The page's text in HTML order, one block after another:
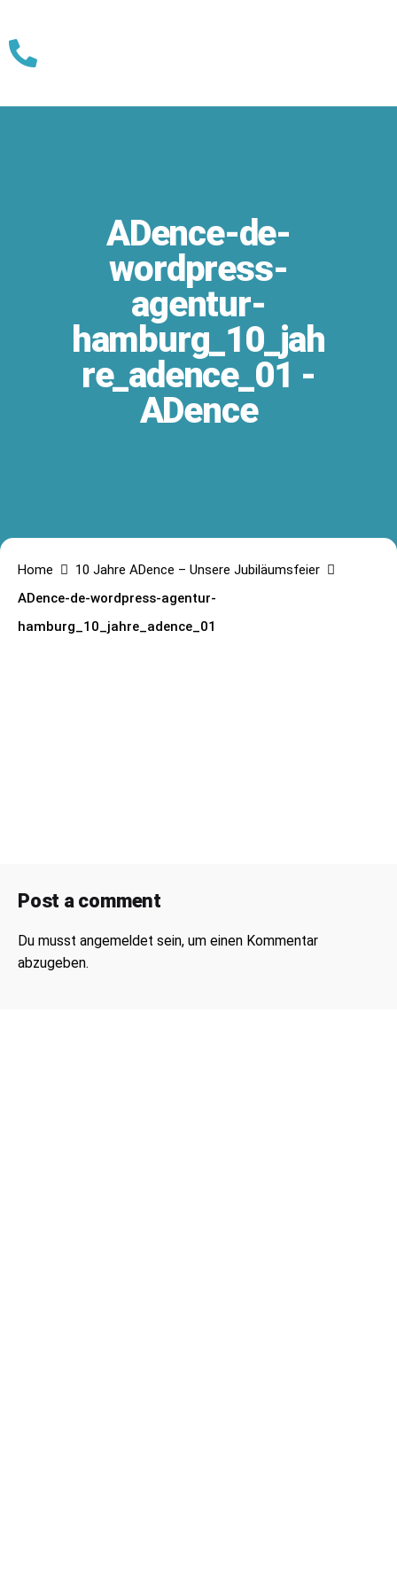
ADence-de-
wordpress-
agentur-
hamburg_10_jah
re_adence_01 -
ADence
Home
10 Jahre ADence – Unsere Jubiläumsfeier
ADence-de-wordpress-agentur-
hamburg_10_jahre_adence_01
Post a comment
Du musst angemeldet sein, um einen Kommentar
abzugeben.